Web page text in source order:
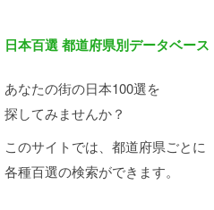
日本百選 都道府県別データベース
あなたの街の日本100選を
探してみませんか？
このサイトでは、都道府県ごとに
各種百選の検索ができます。